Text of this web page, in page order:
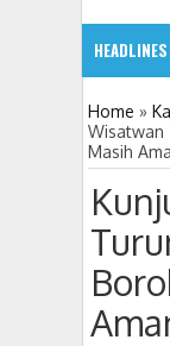
HEADLINES
3:31 PM
Partai
Home »
Wisatwan
Masih